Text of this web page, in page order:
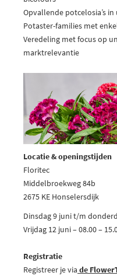
Opvallende potcelosia’s
Potaster-families met
Veredeling met focus op
marktrelevantie
Locatie & openingstijden
Floritec
Middelbroekweg 84b
2675 KE Honselersdijk
Dinsdag 9 juni t/m
Vrijdag 12 juni – 08.00 –
Registratie
Registreer je via de